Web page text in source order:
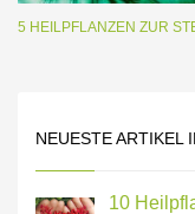
5 HEILPFLANZEN ZUR
NEUESTE ARTIKEL
10